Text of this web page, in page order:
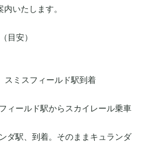
いたします。
目安）
フィールド駅到着
ルド駅からスカイレール乗車
、到着。そのままキュランダ